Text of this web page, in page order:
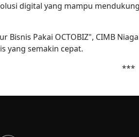
digital yang mampu
Bisnis Pakai OCTOBIZ", CIMB
yang semakin cepat.
***